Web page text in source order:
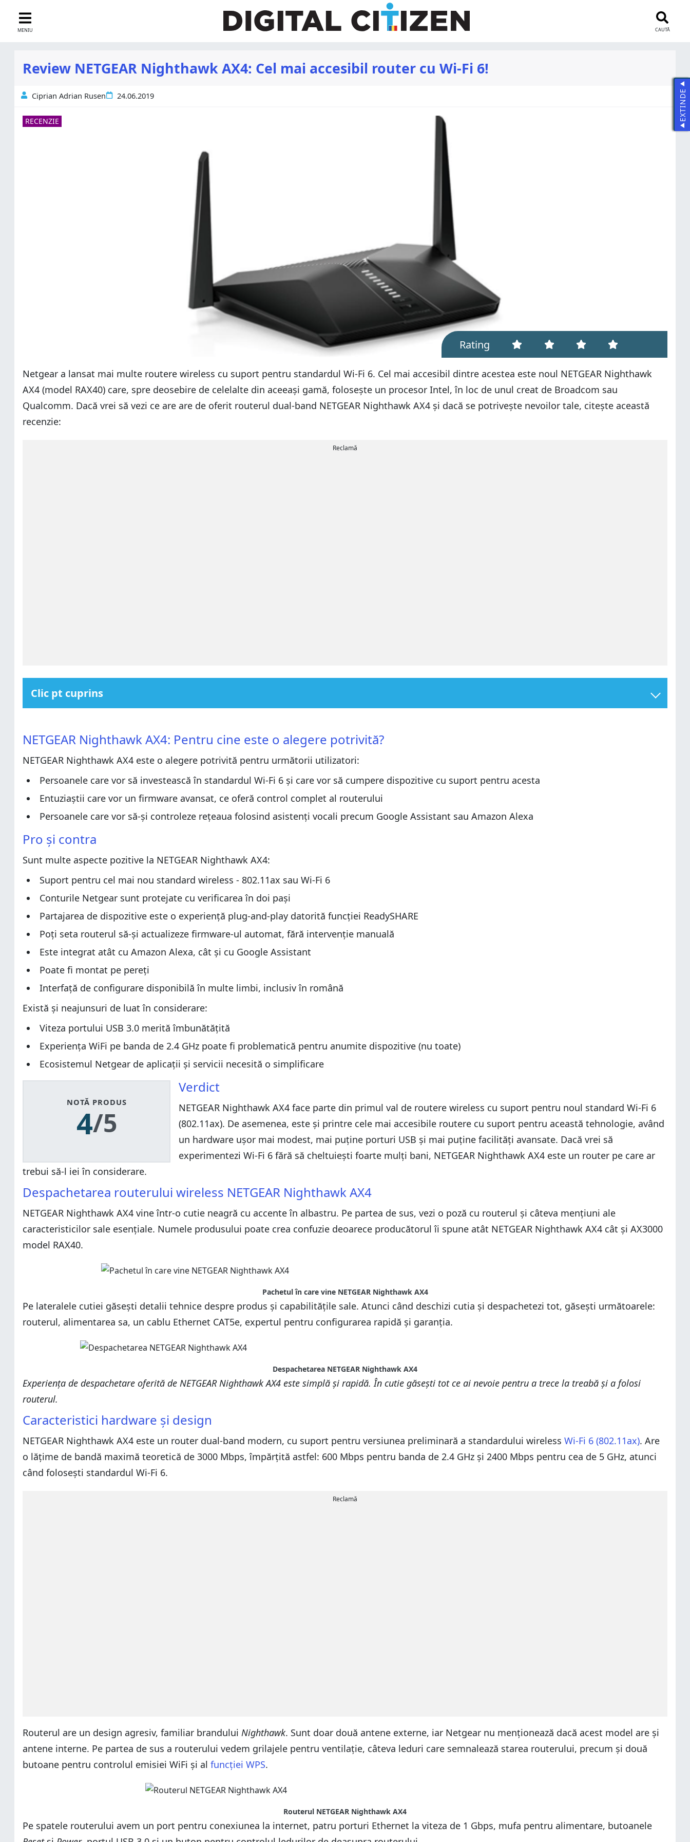
MENIU CAUTĂ
Review NETGEAR Nighthawk AX4: Cel mai accesibil router cu Wi-Fi 6!
Ciprian Adrian Rusen 24.06.2019
RECENZIE
Rating
Netgear a lansat mai multe routere wireless cu suport pentru standardul Wi-Fi 6. Cel mai accesibil dintre acestea este noul NETGEAR Nighthawk
AX4 (model RAX40) care, spre deosebire de celelalte din aceeași gamă, folosește un procesor Intel, în loc de unul creat de Broadcom sau
Qualcomm. Dacă vrei să vezi ce are are de oferit routerul dual-band NETGEAR Nighthawk AX4 și dacă se potrivește nevoilor tale, citește această
recenzie:
Reclamă
Clic pt cuprins
Verdict
Despachetarea routerului wireless NETGEAR Nighthawk AX4
Caracteristici hardware și design
Configurarea și utilizarea routerului wireless NETGEAR Nighthawk AX
Performanța wireless
Performanța portului USB
Caracteristici suplimentare
Ce părere ai despre routerul wireless NETGEAR Nighthawk AX4?
Pro și contra
Verdict
Despachetarea routerului wireless NETGEAR Nighthawk AX4
Configurarea și utilizarea routerului wireless NETGEAR Nighthawk AX
Performanța wireless
Performanța pentru rețelele cu fir
Performanța portului USB
Ce părere ai despre routerul wireless NETGEAR Nighthawk AX4?
NETGEAR Nighthawk AX4: Pentru cine este o alegere potrivită?
NETGEAR Nighthawk AX4 este o alegere potrivită pentru următorii utilizatori:
Persoanele care vor să investească în standardul Wi-Fi 6 și care vor să cumpere dispozitive cu suport pentru acesta
Entuziaștii care vor un firmware avansat, ce oferă control complet al routerului
Persoanele care vor să-și controleze rețeaua folosind asistenți vocali precum Google Assistant sau Amazon Alexa
Pro și contra
Sunt multe aspecte pozitive la NETGEAR Nighthawk AX4:
Suport pentru cel mai nou standard wireless - 802.11ax sau Wi-Fi 6
Conturile Netgear sunt protejate cu verificarea în doi pași
Partajarea de dispozitive este o experiență plug-and-play datorită funcției ReadySHARE
Poți seta routerul să-și actualizeze firmware-ul automat, fără intervenție manuală
Este integrat atât cu Amazon Alexa, cât și cu Google Assistant
Poate fi montat pe pereți
Interfață de configurare disponibilă în multe limbi, inclusiv în română
Există și neajunsuri de luat în considerare:
Viteza portului USB 3.0 merită îmbunătățită
Experiența WiFi pe banda de 2.4 GHz poate fi problematică pentru anumite dispozitive (nu toate)
Ecosistemul Netgear de aplicații și servicii necesită o simplificare
NOTĂ PRODUS
4/5
Verdict
NETGEAR Nighthawk AX4 face parte din primul val de routere wireless cu suport pentru noul standard Wi-Fi 6
(802.11ax). De asemenea, este și printre cele mai accesibile routere cu suport pentru această tehnologie, având
un hardware ușor mai modest, mai puține porturi USB și mai puține facilități avansate. Dacă vrei să
experimentezi Wi-Fi 6 fără să cheltuiești foarte mulți bani, NETGEAR Nighthawk AX4 este un router pe care ar
trebui să-l iei în considerare.
Despachetarea routerului wireless NETGEAR Nighthawk AX4
NETGEAR Nighthawk AX4 vine într-o cutie neagră cu accente în albastru. Pe partea de sus, vezi o poză cu routerul și câteva mențiuni ale
caracteristicilor sale esențiale. Numele produsului poate crea confuzie deoarece producătorul îi spune atât NETGEAR Nighthawk AX4 cât și AX3000
model RAX40.
Pachetul în care vine NETGEAR Nighthawk AX4
Pe lateralele cutiei găsești detalii tehnice despre produs și capabilitățile sale. Atunci când deschizi cutia și despachetezi tot, găsești următoarele:
routerul, alimentarea sa, un cablu Ethernet CAT5e, expertul pentru configurarea rapidă și garanția.
Despachetarea NETGEAR Nighthawk AX4
Experiența de despachetare oferită de NETGEAR Nighthawk AX4 este simplă și rapidă. În cutie găsești tot ce ai nevoie pentru a trece la treabă și a folosi
routerul.
Caracteristici hardware și design
NETGEAR Nighthawk AX4 este un router dual-band modern, cu suport pentru versiunea preliminară a standardului wireless Wi-Fi 6 (802.11ax). Are
o lățime de bandă maximă teoretică de 3000 Mbps, împărțită astfel: 600 Mbps pentru banda de 2.4 GHz și 2400 Mbps pentru cea de 5 GHz, atunci
când folosești standardul Wi-Fi 6.
Reclamă
Routerul are un design agresiv, familiar brandului Nighthawk. Sunt doar două antene externe, iar Netgear nu menționează dacă acest model are și
antene interne. Pe partea de sus a routerului vedem grilajele pentru ventilație, câteva leduri care semnalează starea routerului, precum și două
butoane pentru controlul emisiei WiFi și al funcției WPS.
Routerul NETGEAR Nighthawk AX4
Pe spatele routerului avem un port pentru conexiunea la internet, patru porturi Ethernet la viteza de 1 Gbps, mufa pentru alimentare, butoanele
EXTINDE